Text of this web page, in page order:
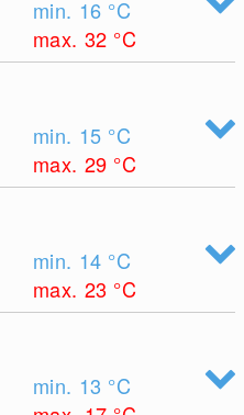
min. 16 °C
max. 32 °C
min. 15 °C
max. 29 °C
min. 14 °C
max. 23 °C
min. 13 °C